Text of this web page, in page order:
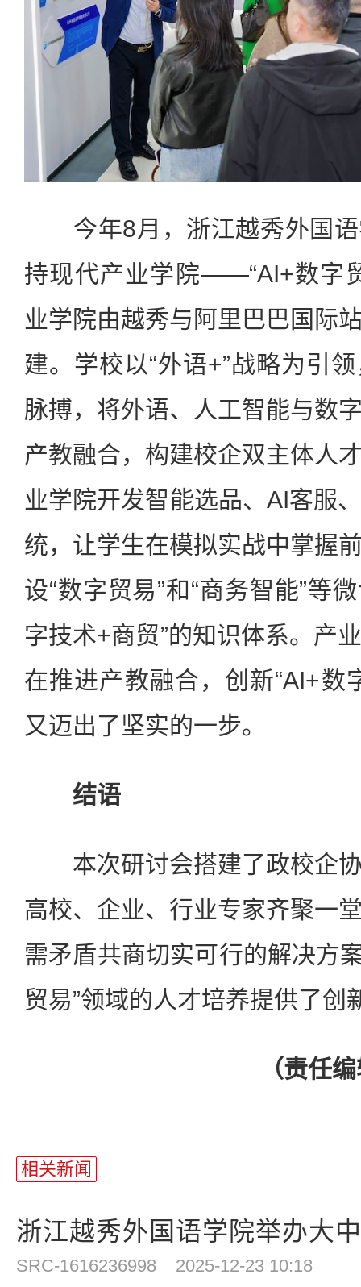
今年8月，浙江越秀外国语
持现代产业学院——“AI+数字
业学院由越秀与阿里巴巴国际
建。学校以“外语+”战略为引
脉搏，将外语、人工智能与数
产教融合，构建校企双主体人
业学院开发智能选品、AI客服
统，让学生在模拟实战中掌握
设“数字贸易”和“商务智能”等
字技术+商贸”的知识体系。产
在推进产教融合，创新“AI+数
又迈出了坚实的一步。
结语
本次研讨会搭建了政校企协
高校、企业、行业专家齐聚一
需矛盾共商切实可行的解决方
贸易”领域的人才培养提供了创
（责任编
相关新闻
浙江越秀外国语学院举办大
SRC-1616236998 2025-12-23 10:18